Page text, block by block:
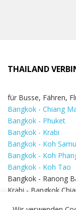
THAILAND
für Busse, Fähren,
Bangkok - Chiang
Bangkok - Phuket
Bangkok - Krabi
Bangkok - Koh
Bangkok - Koh
Bangkok - Koh Tao
Bangkok - Ranong
Krabi - Bangkok